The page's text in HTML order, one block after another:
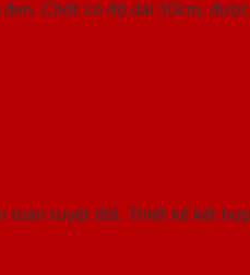
Chốt có độ dài 10cm,
toàn tuyệt đối. Thiết kế kết